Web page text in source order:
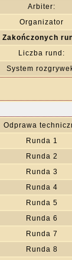
Arbiter:
Organizator
Zakończonych
Liczba rund:
System
Odprawa
Runda 1
Runda 2
Runda 3
Runda 4
Runda 5
Runda 6
Runda 7
Runda 8